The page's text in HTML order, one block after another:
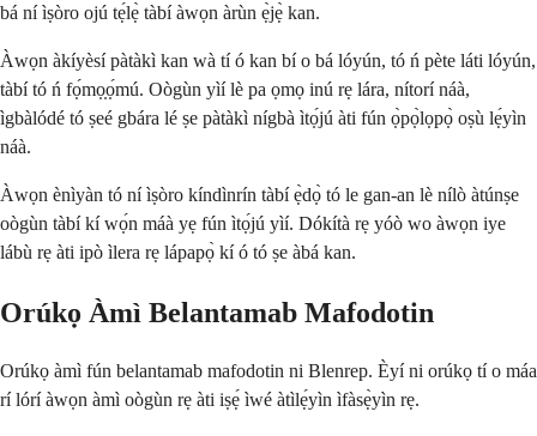
bá ní ìṣòro ojú tẹ́lẹ̀ tàbí àwọn àrùn ẹ̀jẹ̀ kan.
Àwọn àkíyèsí pàtàkì kan wà tí ó kan bí o bá lóyún, tó ń pète láti lóyún,
tàbí tó ń fọ́mọ̣ọ́mú. Oògùn yìí lè pa ọmọ inú rẹ lára, nítorí náà,
ìgbàlódé tó ṣeé gbára lé ṣe pàtàkì nígbà ìtọ́jú àti fún ọ̀pọ̀lọpọ̀ oṣù lẹ́yìn
náà.
Àwọn ènìyàn tó ní ìṣòro kíndìnrín tàbí ẹ̀dọ̀ tó le gan-an lè nílò àtúnṣe
oògùn tàbí kí wọ́n máà yẹ fún ìtọ́jú yìí. Dókítà rẹ yóò wo àwọn iye
lábù rẹ àti ipò ìlera rẹ lápapọ̀ kí ó tó ṣe àbá kan.
Orúkọ Àmì Belantamab Mafodotin
Orúkọ àmì fún belantamab mafodotin ni Blenrep. Èyí ni orúkọ tí o máa
rí lórí àwọn àmì oògùn rẹ àti iṣẹ́ ìwé àtìlẹ́yìn ìfàsẹ̀yìn rẹ.